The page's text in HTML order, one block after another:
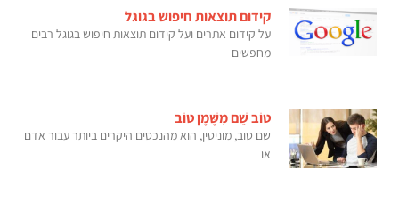
קידום תוצאות חיפוש בגוגל
על קידום אתרים ועל קידום תוצאות חיפוש בגוגל רבים
מחפשים
טוֹב שֵׁם מִשֶּׁמֶן טוֹב
שם טוב, מוניטין, הוא מהנכסים היקרים ביותר עבור אדם
או